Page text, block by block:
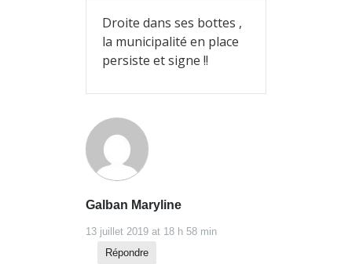
Droite dans ses bottes ,
la municipalité en place
persiste et signe !!
Galban Maryline
13 juillet 2019 at 18 h 58 min
Répondre